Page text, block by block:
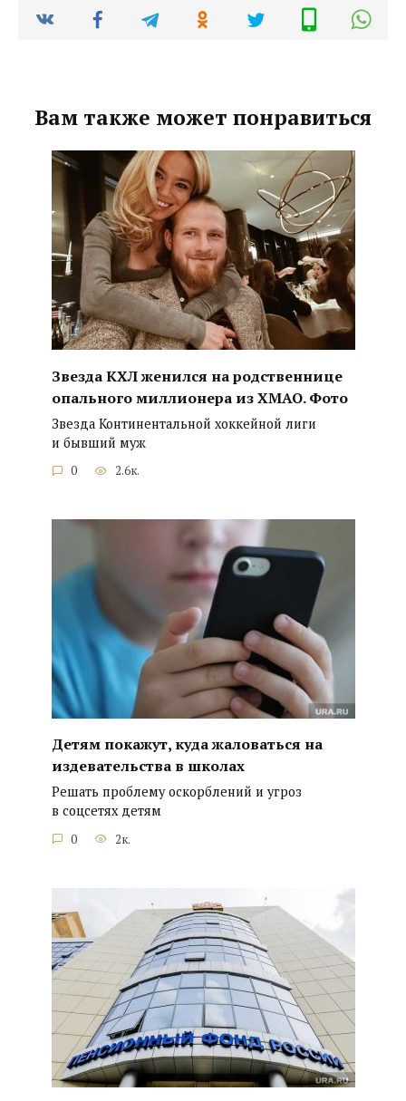
Вам также может понравиться
Звезда КХЛ женился на родственнице
опального миллионера из ХМАО. Фото
Звезда Континентальной хоккейной лиги
и бывший муж
0 2.6к.
Детям покажут, куда жаловаться на
издевательства в школах
Решать проблему оскорблений и угроз
в соцсетях детям
0 2к.